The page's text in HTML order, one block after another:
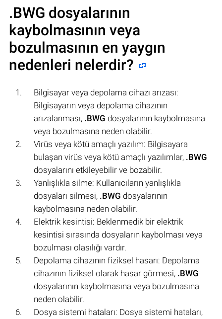
.BWG dosyalarının
kaybolmasının veya
bozulmasının en yaygın
nedenleri nelerdir?
Bilgisayar veya depolama cihazı arızası:
Bilgisayarın veya depolama cihazının
arızalanması, .BWG dosyalarının kaybolmasına
veya bozulmasına neden olabilir.
Virüs veya kötü amaçlı yazılım: Bilgisayara
bulaşan virüs veya kötü amaçlı yazılımlar, .BWG
dosyalarını etkileyebilir ve bozabilir.
Yanlışlıkla silme: Kullanıcıların yanlışlıkla
dosyaları silmesi, .BWG dosyalarının
kaybolmasına neden olabilir.
Elektrik kesintisi: Beklenmedik bir elektrik
kesintisi sırasında dosyaların kaybolması veya
bozulması olasılığı vardır.
Depolama cihazının fiziksel hasarı: Depolama
cihazının fiziksel olarak hasar görmesi, .BWG
dosyalarının kaybolmasına veya bozulmasına
neden olabilir.
Dosya sistemi hataları: Dosya sistemi hataları,